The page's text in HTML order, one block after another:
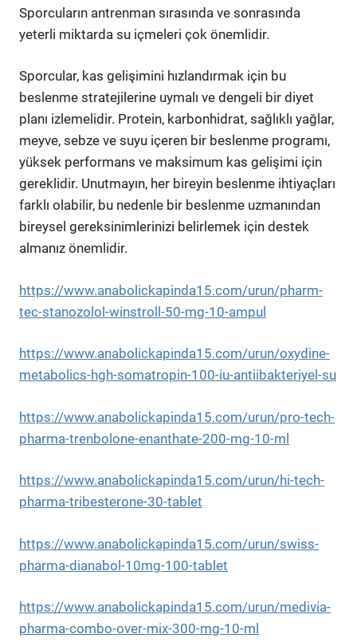
Sporcuların antrenman sırasında ve sonrasında
yeterli miktarda su içmeleri çok önemlidir.
Sporcular, kas gelişimini hızlandırmak için bu
beslenme stratejilerine uymalı ve dengeli bir diyet
planı izlemelidir. Protein, karbonhidrat, sağlıklı yağlar,
meyve, sebze ve suyu içeren bir beslenme programı,
yüksek performans ve maksimum kas gelişimi için
gereklidir. Unutmayın, her bireyin beslenme ihtiyaçları
farklı olabilir, bu nedenle bir beslenme uzmanından
bireysel gereksinimlerinizi belirlemek için destek
almanız önemlidir.
https://www.anabolickapinda15.com/urun/pharm-
tec-stanozolol-winstroll-50-mg-10-ampul
https://www.anabolickapinda15.com/urun/oxydine-
metabolics-hgh-somatropin-100-iu-antiibakteriyel-su
https://www.anabolickapinda15.com/urun/pro-tech-
pharma-trenbolone-enanthate-200-mg-10-ml
https://www.anabolickapinda15.com/urun/hi-tech-
pharma-tribesterone-30-tablet
https://www.anabolickapinda15.com/urun/swiss-
pharma-dianabol-10mg-100-tablet
https://www.anabolickapinda15.com/urun/medivia-
pharma-combo-over-mix-300-mg-10-ml